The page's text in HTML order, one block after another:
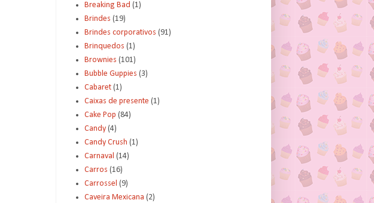
Breaking Bad (1)
Brindes (19)
Brindes corporativos (91)
Brinquedos (1)
Brownies (101)
Bubble Guppies (3)
Cabaret (1)
Caixas de presente (1)
Cake Pop (84)
Candy (4)
Candy Crush (1)
Carnaval (14)
Carros (16)
Carrossel (9)
Caveira Mexicana (2)